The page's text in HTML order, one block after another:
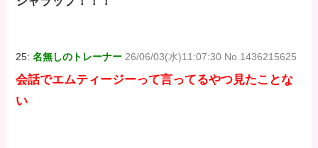
25:名無しのトレーナー 26/06/03(水)11:07:30 No.1436215625
会話でエムティージーって言ってるやつ見たことな
い